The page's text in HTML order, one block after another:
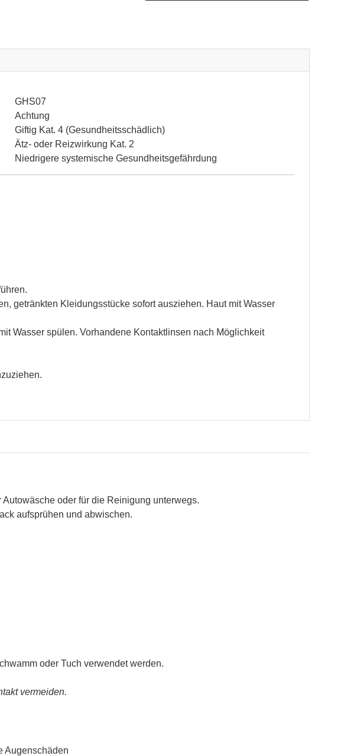
GHS07
Achtung
Giftig Kat. 4 (Gesundheitsschädlich)
Ätz- oder Reizwirkung Kat. 2
Niedrigere systemische Gesundheitsgefährdung
getränkten Kleidungsstücke sofort ausziehen. Haut mit Wasser
Wasser spülen. Vorhandene Kontaktlinsen nach Möglichkeit
oder für die Reinigung unterwegs.
aufsprühen und abwischen.
oder Tuch verwendet werden.
vermeiden.
Augenschäden